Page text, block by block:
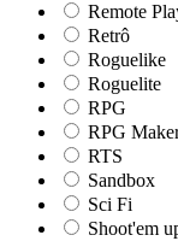
Remote
Retrô
Roguelike
Roguelite
RPG
RPG
RTS
Sandbox
Sci Fi
Shoot'em